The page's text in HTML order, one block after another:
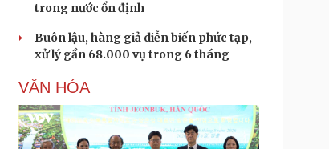
trong nước ổn định
Buôn lậu, hàng giả diễn biến phức tạp,
xử lý gần 68.000 vụ trong 6 tháng
VĂN HÓA